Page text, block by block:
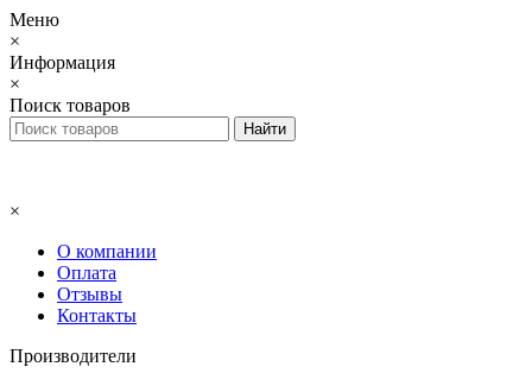
Меню
×
Информация
×
Поиск товаров
×
О компании
Оплата
Отзывы
Контакты
Производители